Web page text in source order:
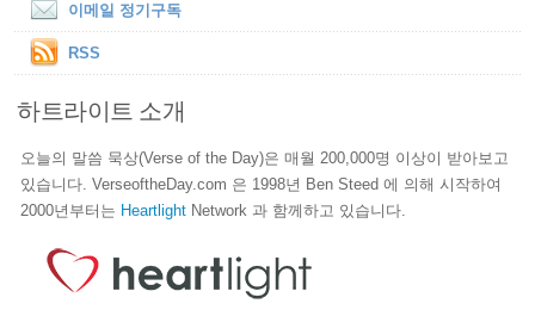
이메일 정기구독
RSS
하트라이트 소개
오늘의 말씀 묵상(Verse of the Day)은 매월 200,000명 이상이 받아보고
있습니다. VerseoftheDay.com 은 1998년 Ben Steed 에 의해 시작하여
2000년부터는 Heartlight Network 과 함께하고 있습니다.